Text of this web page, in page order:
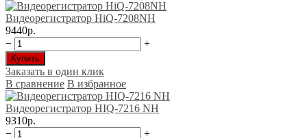
Видеорегистратор HiQ-7208NH
9440р.
−
+
Купить
Заказать в один клик
В сравнение В избранное
Видеорегистратор HIQ-7216 NH
9310р.
−
+